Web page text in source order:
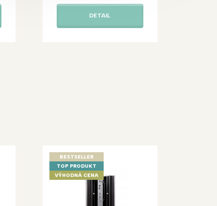
DETAIL
BESTSELLER
TOP PRODUKT
VÝHODNÁ CENA